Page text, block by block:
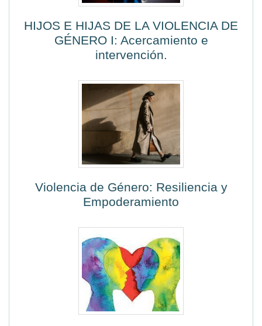
HIJOS E HIJAS DE LA VIOLENCIA DE
GÉNERO I: Acercamiento e
intervención.
Violencia de Género: Resiliencia y
Empoderamiento